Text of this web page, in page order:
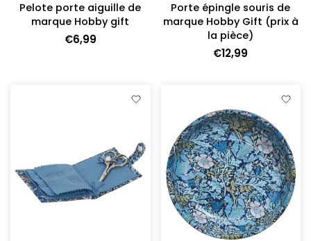
Pelote porte aiguille de
marque Hobby gift
€6,99
Porte épingle souris de
marque Hobby Gift (prix à
la pièce)
€12,99